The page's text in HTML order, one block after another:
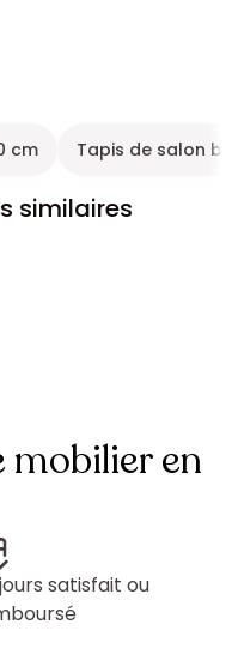
cm Tapis de salon
similaires
mobilier en
satisfait ou